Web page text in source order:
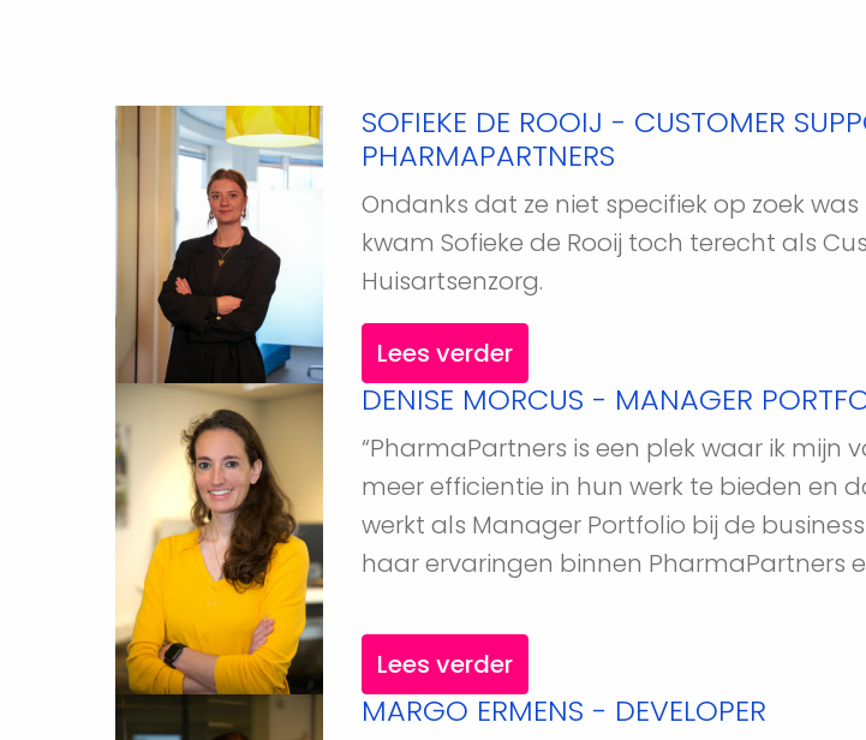
SOFIEKE DE ROOIJ - CUSTOMER
PHARMAPARTNERS
Ondanks dat ze niet specifiek op zoek
kwam Sofieke de Rooij toch terecht als
Huisartsenzorg.
Lees verder
DENISE MORCUS - MANAGER
“PharmaPartners is een plek waar ik
meer efficientie in hun werk te bieden en
werkt als Manager Portfolio bij de
haar ervaringen binnen PharmaPartners
Lees verder
MARGO ERMENS - DEVELOPER